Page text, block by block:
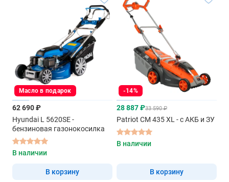
Масло в подарок
62 690 ₽
Hyundai L 5620SE -
бензиновая газонокосилка
В наличии
В корзину
-14%
28 887 ₽33 590 ₽
Patriot CM 435 XL - с АКБ и ЗУ
В наличии
В корзину